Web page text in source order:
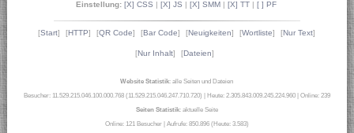
Einstellung:[X] CSS |[X] JS |[X] SMM |[X] TT |[ ] PF
[Start] [HTTP] [QR Code] [Bar Code] [Neuigkeiten] [Wortliste] [Nur Text]
[Nur Inhalt] [Dateien]
Website Statistik: alle Seiten und Dateien
Besucher: 11.529.215.046.100.000.768 (11.529.215.046.247.710.720)
Heute: 2.305.843.009.245.224.960| Online: 239
Seiten Statistik: aktuelle Seite
Online: 121 Besucher| Aufrufe: 850.896 (Heute: 3.583)